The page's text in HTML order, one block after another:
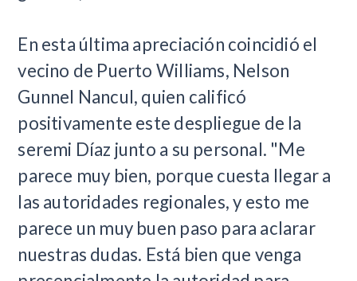
En esta última apreciación coincidió el
vecino de Puerto Williams, Nelson
Gunnel Nancul, quien calificó
positivamente este despliegue de la
seremi Díaz junto a su personal. "Me
parece muy bien, porque cuesta llegar a
las autoridades regionales, y esto me
parece un muy buen paso para aclarar
nuestras dudas. Está bien que venga